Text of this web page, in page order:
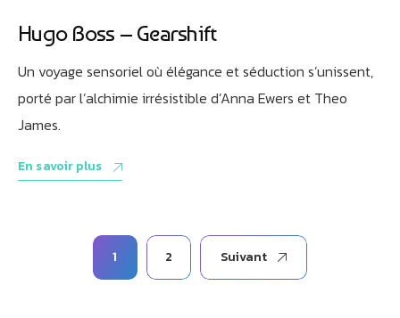
Hugo Boss – Gearshift
Un voyage sensoriel où élégance et séduction s’unissent,
porté par l’alchimie irrésistible d’Anna Ewers et Theo
James.
En savoir plus
Pagination
1 2 Suivant